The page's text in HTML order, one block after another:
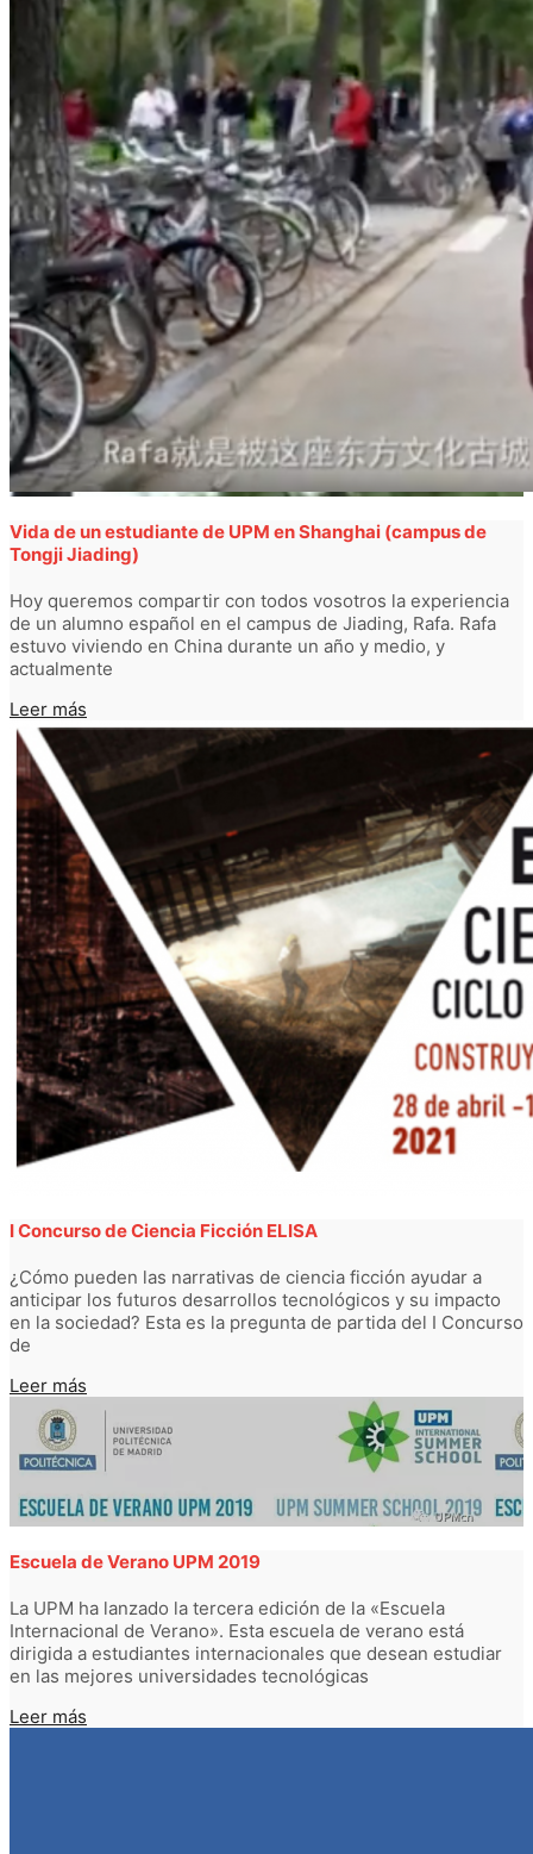
Vida de un estudiante de UPM en Shanghai (campus de
Tongji Jiading)
Hoy queremos compartir con todos vosotros la experiencia
de un alumno español en el campus de Jiading, Rafa. Rafa
estuvo viviendo en China durante un año y medio, y
actualmente
Leer más
I Concurso de Ciencia Ficción ELISA
¿Cómo pueden las narrativas de ciencia ficción ayudar a
anticipar los futuros desarrollos tecnológicos y su impacto
en la sociedad? Esta es la pregunta de partida del I Concurso
de
Leer más
Escuela de Verano UPM 2019
La UPM ha lanzado la tercera edición de la «Escuela
Internacional de Verano». Esta escuela de verano está
dirigida a estudiantes internacionales que desean estudiar
en las mejores universidades tecnológicas
Leer más